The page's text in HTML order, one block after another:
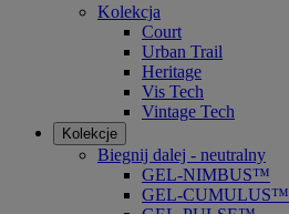
Kolekcja
Court
Urban Trail
Heritage
Vis Tech
Vintage Tech
Kolekcje
Biegnij dalej - neutralny
GEL-NIMBUS™
GEL-CUMULUS™